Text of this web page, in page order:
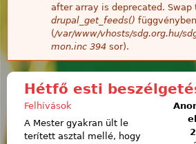
after array is deprecated. Swap
drupal_get_feeds() függvényben
(/var/www/vhosts/sdg.org.hu/
mon.inc 394 sor).
Hétfő esti
Felhívások
A Mester gyakran ült le
terített asztal mellé, hogy